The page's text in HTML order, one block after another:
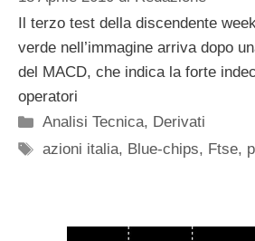
Il terzo test della discendente
verde nell’immagine arriva dopo
del MACD, che indica la forte
operatori
Categorie
Analisi Tecnica, Derivati
Tag
azioni italia, Blue-chips, Ftse,